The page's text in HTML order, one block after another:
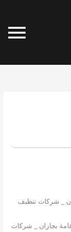
_ شركات تنظيف
بجازان _ شركات